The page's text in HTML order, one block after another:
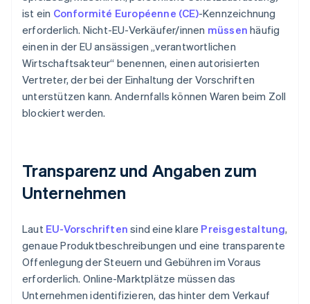
ist ein Conformité Européenne (CE)-Kennzeichnung
erforderlich. Nicht-EU-Verkäufer/innen müssen häufig
einen in der EU ansässigen „verantwortlichen
Wirtschaftsakteur“ benennen, einen autorisierten
Vertreter, der bei der Einhaltung der Vorschriften
unterstützen kann. Andernfalls können Waren beim Zoll
blockiert werden.
Transparenz und Angaben zum
Unternehmen
Laut EU-Vorschriften sind eine klare Preisgestaltung,
genaue Produktbeschreibungen und eine transparente
Offenlegung der Steuern und Gebühren im Voraus
erforderlich. Online-Marktplätze müssen das
Unternehmen identifizieren, das hinter dem Verkauf